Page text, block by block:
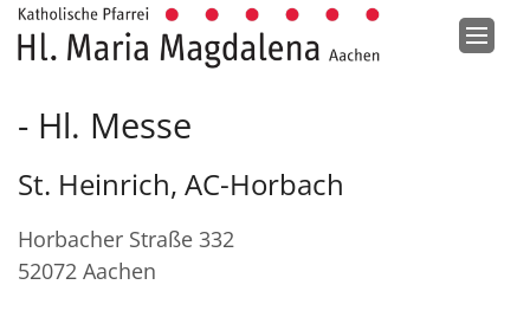
Zum Inhalt springen
Hl. Messe
St. Heinrich, AC-Horbach
Horbacher Straße 332
52072 Aachen